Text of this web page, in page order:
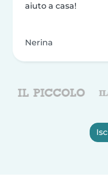
aiuto a casa!
Nerina